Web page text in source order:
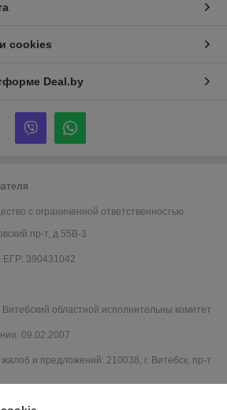
cookies
Deal.by
с ограниченной ответственностью
пр-т, д.55В-3
ЕГР: 390431042
областной исполнительны комитет
09.02.2007
и предложений: 210038, г. Витебск, пр-т